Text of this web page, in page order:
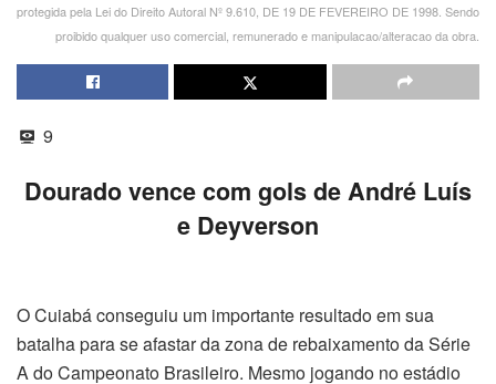
protegida pela Lei do Direito Autoral Nº 9.610, DE 19 DE FEVEREIRO DE 1998. Sendo
proibido qualquer uso comercial, remunerado e manipulacao/alteracao da obra.
9
Dourado vence com gols de André Luís
e Deyverson
O Cuiabá conseguiu um importante resultado em sua
batalha para se afastar da zona de rebaixamento da Série
A do Campeonato Brasileiro. Mesmo jogando no estádio